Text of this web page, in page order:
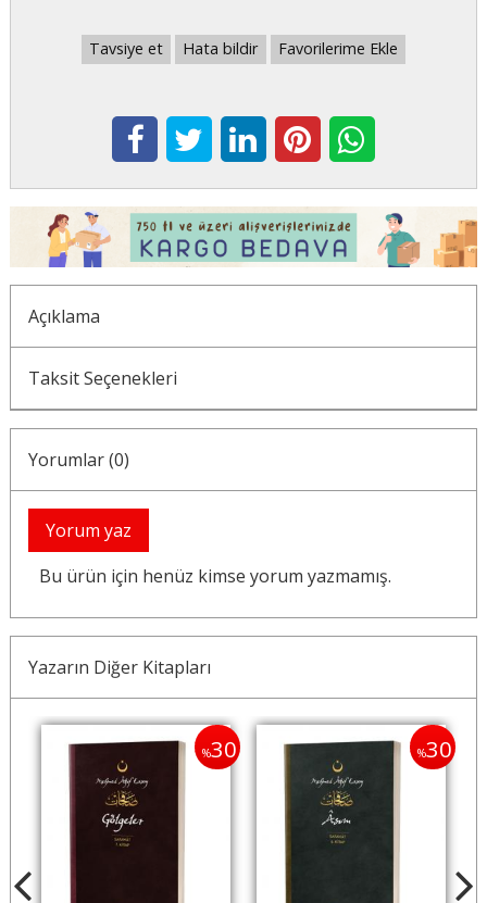
Tavsiye et Hata bildir Favorilerime Ekle
Açıklama
Taksit Seçenekleri
Yorumlar (0)
Yorum yaz
Bu ürün için henüz kimse yorum yazmamış.
Yazarın Diğer Kitapları
%30 %30